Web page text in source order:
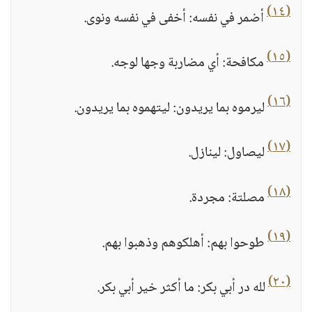
(١٤)
أضمر في نفسه: أخفى في نفسه ونوى.
(١٥)
مكافحة: أي مضاربة وجها لوجه.
(١٦)
ليرموه بما يريدون: ليتهموه بما يريدون.
(١٧)
ليصاول: لينازل.
(١٨)
مصلتة: مجردة.
(١٩)
طوحوا بهم: أهلكوهم وذهبوا بهم.
(٢٠)
لله در أبي بكر: ما أكثر خير أبي بكر.